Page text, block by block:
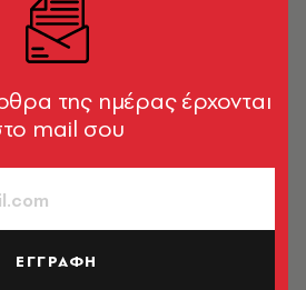
της ημέρας έρχονται
mail σου
ΕΓΓΡΑΦΗ